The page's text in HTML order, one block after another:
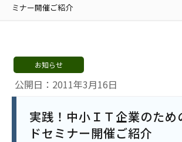
ミナー開催ご紹介
公開日：2011年3月16日
お知らせ
実践！中小ＩＴ企業のため
ドセミナー開催ご紹介